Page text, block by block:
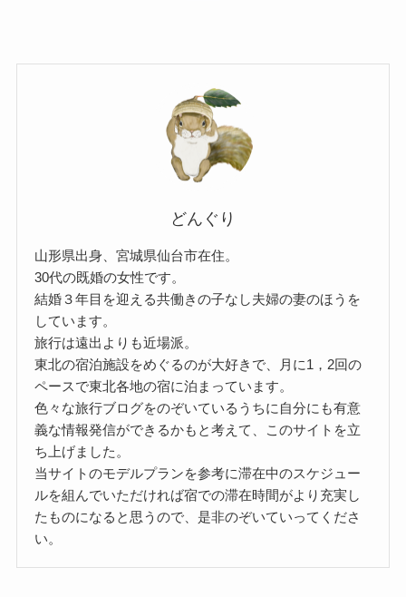
どんぐり
山形県出身、宮城県仙台市在住。
30代の既婚の女性です。
結婚３年目を迎える共働きの子なし夫婦の妻のほうを
しています。
旅行は遠出よりも近場派。
東北の宿泊施設をめぐるのが大好きで、月に1，2回の
ペースで東北各地の宿に泊まっています。
色々な旅行ブログをのぞいているうちに自分にも有意
義な情報発信ができるかもと考えて、このサイトを立
ち上げました。
当サイトのモデルプランを参考に滞在中のスケジュー
ルを組んでいただければ宿での滞在時間がより充実し
たものになると思うので、是非のぞいていってくださ
い。